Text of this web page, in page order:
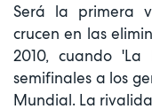
Será la primera
crucen en las
2010, cuando
semifinales a los
Mundial. La